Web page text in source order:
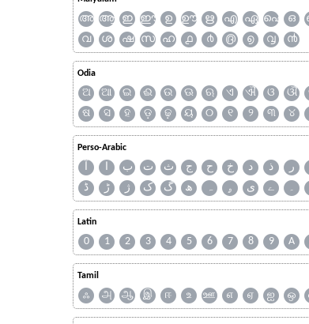
അ ആ ഇ ഈ ഉ ഊ ഋ എ ഏ ഐ ഒ
വ
ശ ഷ സ ഹ ൧ ൪ ൫ ൭ ൮ ൯
Odia
ଅ ଆ ଇ ଈ ଉ ଊ ଋ ଏ ଐ ଓ ଔ
ଷ
ସ ହ ଡ଼ ଢ଼ ୟ ୦ ୧ ୨ ୩ ୪
Perso-Arabic
آ ا ب ت ث ج ح خ د ذ ر
ڈ
ڑ ژ ک گ ھ ہ ۄ ی ے ۔
Latin
0 1 2 3 4 5 6 7 8 9 A
Tamil
ஃ அ ஆ இ ஈ உ ஊ எ ஏ ஐ ஒ